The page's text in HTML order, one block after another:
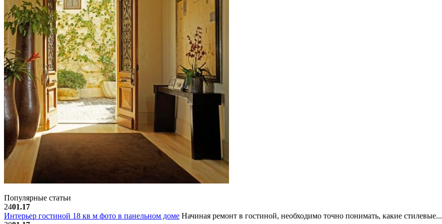
Популярные статьи
2401.17
Интерьер гостиной 18 кв м фото в панельном доме Начиная ремонт в гостиной, необходимо точно понимать, какие стилевые...